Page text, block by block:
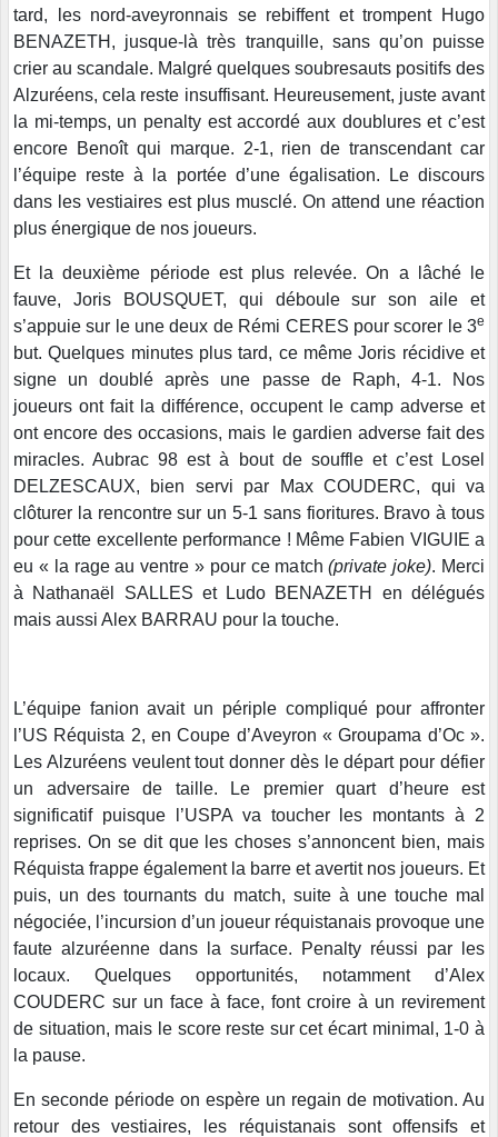
tard, les nord-aveyronnais se rebiffent et trompent Hugo
BENAZETH, jusque-là très tranquille, sans qu’on puisse
crier au scandale. Malgré quelques soubresauts positifs des
Alzuréens, cela reste insuffisant. Heureusement, juste avant
la mi-temps, un penalty est accordé aux doublures et c’est
encore Benoît qui marque. 2-1, rien de transcendant car
l’équipe reste à la portée d’une égalisation. Le discours
dans les vestiaires est plus musclé. On attend une réaction
plus énergique de nos joueurs.
Et la deuxième période est plus relevée. On a lâché le
fauve, Joris BOUSQUET, qui déboule sur son aile et
s’appuie sur le une deux de Rémi CERES pour scorer le 3e
but. Quelques minutes plus tard, ce même Joris récidive et
signe un doublé après une passe de Raph, 4-1. Nos
joueurs ont fait la différence, occupent le camp adverse et
ont encore des occasions, mais le gardien adverse fait des
miracles. Aubrac 98 est à bout de souffle et c’est Losel
DELZESCAUX, bien servi par Max COUDERC, qui va
clôturer la rencontre sur un 5-1 sans fioritures. Bravo à tous
pour cette excellente performance ! Même Fabien VIGUIE a
eu « la rage au ventre » pour ce match(private joke). Merci
à Nathanaël SALLES et Ludo BENAZETH en délégués
mais aussi Alex BARRAU pour la touche.
L’équipe fanion avait un périple compliqué pour affronter
l’US Réquista 2, en Coupe d’Aveyron « Groupama d’Oc ».
Les Alzuréens veulent tout donner dès le départ pour défier
un adversaire de taille. Le premier quart d’heure est
significatif puisque l’USPA va toucher les montants à 2
reprises. On se dit que les choses s’annoncent bien, mais
Réquista frappe également la barre et avertit nos joueurs. Et
puis, un des tournants du match, suite à une touche mal
négociée, l’incursion d’un joueur réquistanais provoque une
faute alzuréenne dans la surface. Penalty réussi par les
locaux. Quelques opportunités, notamment d’Alex
COUDERC sur un face à face, font croire à un revirement
de situation, mais le score reste sur cet écart minimal, 1-0 à
la pause.
En seconde période on espère un regain de motivation. Au
retour des vestiaires, les réquistanais sont offensifs et